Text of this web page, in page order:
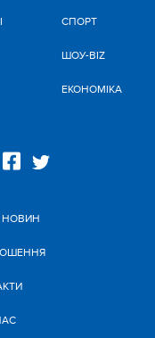
СПОРТ
ШОУ-BIZ
ЕКОНОМІКА
НОВИН